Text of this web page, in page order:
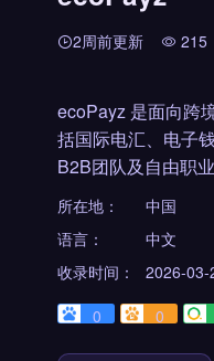
2周前更新 215
ecoPayz 是面向跨
括国际电汇、电子
B2B团队及自由职
所在地：
中国
语言：
中文
收录时间：
2026-03-
0
0